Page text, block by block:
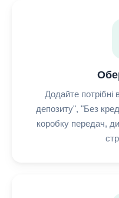
Додайте потрібні
депозиту", "Без
коробку передач,